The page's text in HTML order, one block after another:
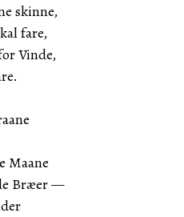
skinne,
fare,
Vinde,
Maane
Bræer —